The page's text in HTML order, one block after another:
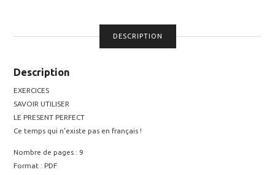
LE
DESCRIPTION
Description
EXERCICES
SAVOIR UTILISER
LE PRESENT PERFECT
Ce temps qui n’existe pas en français !
Nombre de pages : 9
Format : PDF